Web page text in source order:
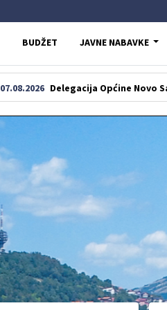
BUDŽET JAVNE NABAVKE
Delegacija Općine Novo Sarajevo